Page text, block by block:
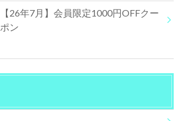
【26年7月】会員限定1000円OFFクー
ポン